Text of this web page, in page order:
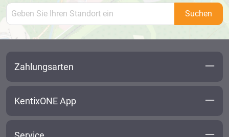
Suchen
Zahlungsarten
KentixONE App